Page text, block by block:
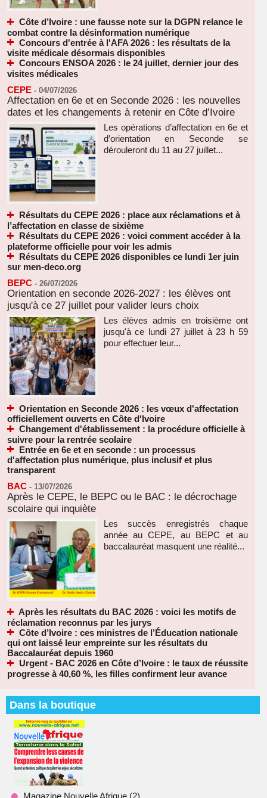
Côte d’Ivoire : une fausse note sur la DGPN relance le
combat contre la désinformation numérique
Concours d'entrée à l'AFA 2026 : les résultats de la
visite médicale désormais disponibles
Concours ENSOA 2026 : le 24 juillet, dernier jour des
visites médicales
CEPE - 04/07/2026
Affectation en 6e et en Seconde 2026 : les nouvelles
dates et les changements à retenir en Côte d’Ivoire
Les opérations d’affectation en 6e et
d’orientation en Seconde se
dérouleront du 11 au 27 juillet...
Résultats du CEPE 2026 : place aux réclamations et à
l’affectation en classe de sixième
Résultats du CEPE 2026 : voici comment accéder à la
plateforme officielle pour voir les admis
Résultats du CEPE 2026 disponibles ce lundi 1er juin
sur men-deco.org
BEPC - 26/07/2026
Orientation en seconde 2026-2027 : les élèves ont
jusqu'à ce 27 juillet pour valider leurs choix
Les élèves admis en troisième ont
jusqu'à ce lundi 27 juillet à 23 h 59
pour effectuer leur...
Orientation en Seconde 2026 : les vœux d'affectation
officiellement ouverts en Côte d'Ivoire
Changement d'établissement : la procédure officielle à
suivre pour la rentrée scolaire
Entrée en 6e et en seconde : un processus
d'affectation plus numérique, plus inclusif et plus
transparent
BAC - 13/07/2026
Après le CEPE, le BEPC ou le BAC : le décrochage
scolaire qui inquiète
Les succès enregistrés chaque
année au CEPE, au BEPC et au
baccalauréat masquent une réalité...
Après les résultats du BAC 2026 : voici les motifs de
réclamation reconnus par les jurys
Côte d’Ivoire : ces ministres de l’Éducation nationale
qui ont laissé leur empreinte sur les résultats du
Baccalauréat depuis 1960
Urgent - BAC 2026 en Côte d’Ivoire : le taux de réussite
progresse à 40,60 %, les filles confirment leur avance
Dans la boutique
Magazine Nouvelle Afrique (2)